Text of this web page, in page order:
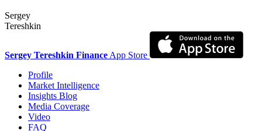
Sergey
Tereshkin
Sergey Tereshkin Finance App Store
Profile
Market Intelligence
Insights Blog
Media Coverage
Video
FAQ